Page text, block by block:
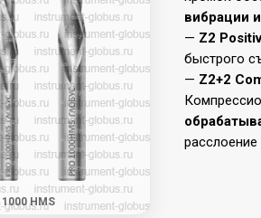
вибрации
— Z2
быстрого
— Z2+2
1000 HMS